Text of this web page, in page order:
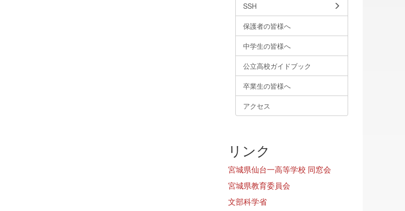
SSH
保護者の皆様へ
中学生の皆様へ
公立高校ガイドブック
卒業生の皆様へ
アクセス
リンク
宮城県仙台一高等学校 同窓会
宮城県教育委員会
文部科学省